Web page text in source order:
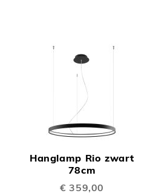
Hanglamp Rio zwart
78cm
€ 359,00